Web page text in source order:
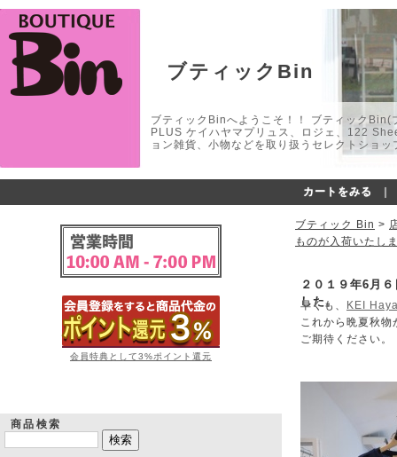
ブティックBin
ブティックBinへようこそ！！ ブティック
PLUS ケイハヤマプリュス、ロジェ、122
ョン雑貨、小物などを取り扱うセレクトショ
カートをみる
会員特典として3%ポイント還元
商品検索
ブティック Bin >
ものが入荷いたし
２０１９年6月
した。
早くも、
KEI
これから晩夏秋物
ご期待ください。